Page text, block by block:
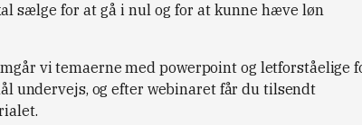
sælge for at gå i nul og for at kunne hæve løn
vi temaerne med powerpoint og letforståelige
undervejs, og efter webinaret får du tilsendt